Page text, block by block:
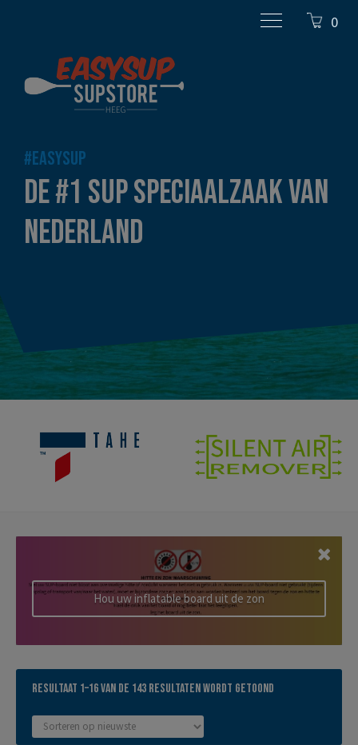
#EASYSUP
DE #1 SUP SPECIAALZAAK VAN
NEDERLAND
0
Hou uw inflatable board uit de zon
Resultaat 1–16 van de 143 resultaten wordt getoond